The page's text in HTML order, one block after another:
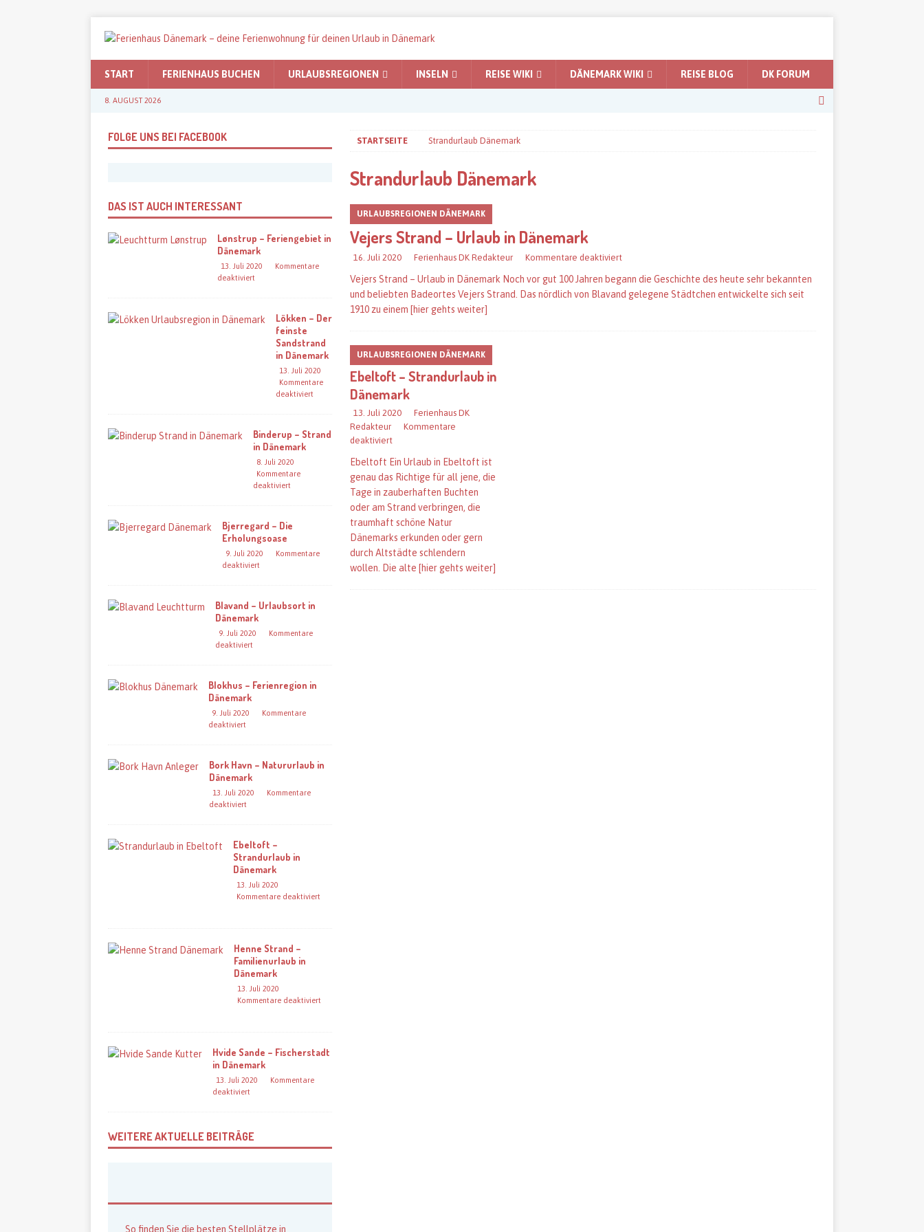
START FERIENHAUS BUCHEN URLAUBSREGIONEN INSELN REISE WIKI DÄNEMARK WIKI REISE BLOG DK FORUM
8. AUGUST 2026
STARTSEITE Strandurlaub Dänemark
Strandurlaub Dänemark
URLAUBSREGIONEN DÄNEMARK
Vejers Strand – Urlaub in Dänemark
16. Juli 2020 Ferienhaus DK Redakteur Kommentare deaktiviert
Vejers Strand – Urlaub in Dänemark Noch vor gut 100 Jahren begann die Geschichte des heute sehr bekannten
und beliebten Badeortes Vejers Strand. Das nördlich von Blavand gelegene Städtchen entwickelte sich seit
1910 zu einem [hier gehts weiter]
URLAUBSREGIONEN DÄNEMARK
Ebeltoft – Strandurlaub in
Dänemark
13. Juli 2020
Ferienhaus DK
Redakteur
Kommentare
deaktiviert
Ebeltoft Ein Urlaub in Ebeltoft ist
genau das Richtige für all jene, die
Tage in zauberhaften Buchten
oder am Strand verbringen, die
traumhaft schöne Natur
Dänemarks erkunden oder gern
durch Altstädte schlendern
wollen. Die alte [hier gehts weiter]
FOLGE UNS BEI FACEBOOK
DAS IST AUCH INTERESSANT
Lønstrup – Feriengebiet in
Dänemark
13. Juli 2020
Kommentare
deaktiviert
Lökken – Der
feinste
Sandstrand
in Dänemark
13. Juli 2020
Kommentare
deaktiviert
Binderup – Strand
in Dänemark
8. Juli 2020
Kommentare
deaktiviert
Bjerregard – Die
Erholungsoase
9. Juli 2020
Kommentare
deaktiviert
Blavand – Urlaubsort in
Dänemark
9. Juli 2020
Kommentare
deaktiviert
Blokhus – Ferienregion in
Dänemark
9. Juli 2020
Kommentare
deaktiviert
Bork Havn – Natururlaub in
Dänemark
13. Juli 2020
Kommentare
deaktiviert
Ebeltoft –
Strandurlaub in
Dänemark
13. Juli 2020
Kommentare deaktiviert
Henne Strand –
Familienurlaub in
Dänemark
13. Juli 2020
Kommentare deaktiviert
Hvide Sande – Fischerstadt
in Dänemark
13. Juli 2020
Kommentare
deaktiviert
WEITERE AKTUELLE BEITRÄGE
So finden Sie die besten Stellplätze in